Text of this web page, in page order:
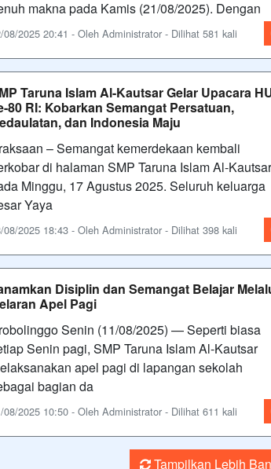
makna pada Kamis (21/08/2025). Dengan
08/2025 20:41 - Oleh Administrator - Dilihat 581 kali
Taruna Islam Al-Kautsar Gelar Upacara
80 RI: Kobarkan Semangat Persatuan,
dan Indonesia Maju
– Semangat kemerdekaan kembali
di halaman SMP Taruna Islam Al-Kautsar
Minggu, 17 Agustus 2025. Seluruh keluarga
Yaya
08/2025 18:43 - Oleh Administrator - Dilihat 398 kali
Disiplin dan Semangat Belajar
Apel Pagi
Senin (11/08/2025) — Seperti biasa
Senin pagi, SMP Taruna Islam Al-Kautsar
apel pagi di lapangan sekolah
bagian da
08/2025 10:50 - Oleh Administrator - Dilihat 611 kali
Tampilkan Lebih